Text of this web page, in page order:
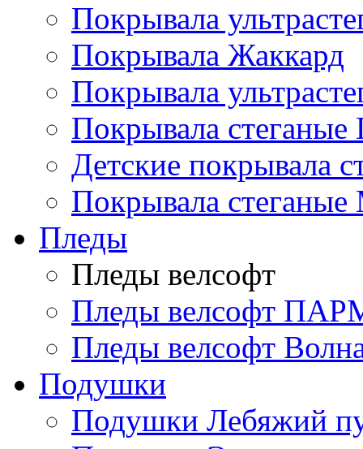
Покрывала
Покрывала Жаккард
Покрывала
Покрывала стеганые
Детские покрывала
Покрывала
Пледы
Пледы велсофт
Пледы велсофт
Пледы велсофт
Подушки
Подушки Лебяжий